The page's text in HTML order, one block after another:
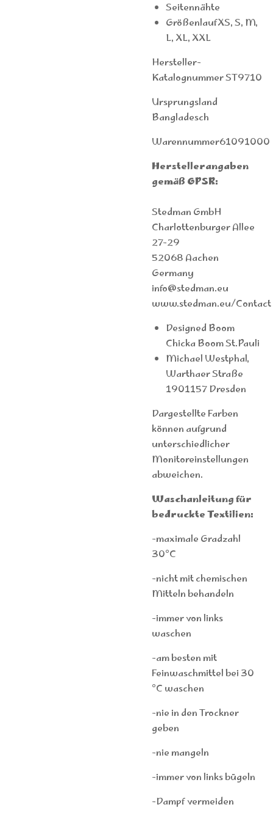
Seitennähte
GrößenlaufXS, S, M,
L, XL, XXL
Hersteller-
Katalognummer ST9710
Ursprungsland
Bangladesch
Warennummer61091000
Herstellerangaben
gemäß GPSR:
Stedman GmbH
Charlottenburger Allee
27-29
52068 Aachen
Germany
info@stedman.eu
www.stedman.eu/Contact
Designed Boom
Chicka Boom St.Pauli
Michael Westphal,
Warthaer Straße
1901157 Dresden
Dargestellte Farben
können aufgrund
unterschiedlicher
Monitoreinstellungen
abweichen.
Waschanleitung für
bedruckte Textilien:
-maximale Gradzahl
30°C
-nicht mit chemischen
Mitteln behandeln
-immer von links
waschen
-am besten mit
Feinwaschmittel bei 30
°C waschen
-nie in den Trockner
geben
-nie mangeln
-immer von links bügeln
-Dampf vermeiden